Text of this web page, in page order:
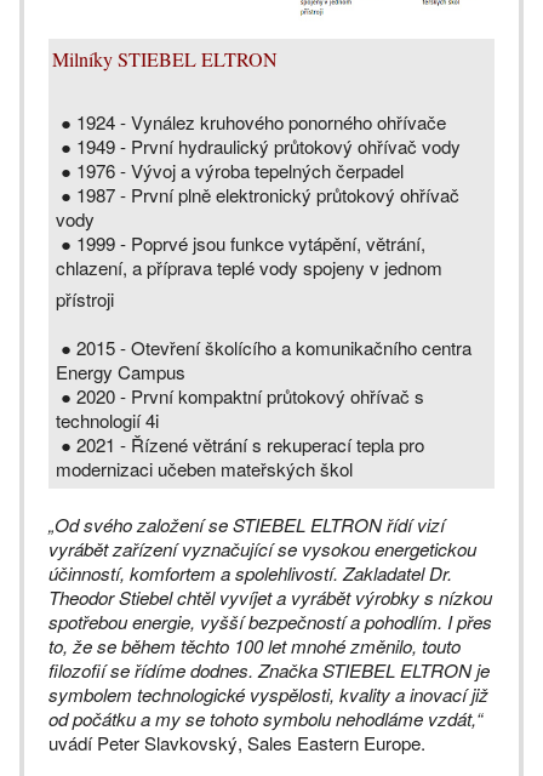
Milníky STIEBEL ELTRON
● 1924 - Vynález kruhového ponorného ohřívače
● 1949 - První hydraulický průtokový ohřívač vody
● 1976 - Vývoj a výroba tepelných čerpadel
● 1987 - První plně elektronický průtokový ohřívač
vody
● 1999 - Poprvé jsou funkce vytápění, větrání,
chlazení, a příprava teplé vody spojeny v jednom
přístroji
● 2015 - Otevření školícího a komunikačního centra
Energy Campus
● 2020 - První kompaktní průtokový ohřívač s
technologií 4i
● 2021 - Řízené větrání s rekuperací tepla pro
modernizaci učeben mateřských škol
„Od svého založení se STIEBEL ELTRON řídí vizí
vyrábět zařízení vyznačující se vysokou energetickou
účinností, komfortem a spolehlivostí. Zakladatel Dr.
Theodor Stiebel chtěl vyvíjet a vyrábět výrobky s nízkou
spotřebou energie, vyšší bezpečností a pohodlím. I přes
to, že se během těchto 100 let mnohé změnilo, touto
filozofií se řídíme dodnes. Značka STIEBEL ELTRON je
symbolem technologické vyspělosti, kvality a inovací již
od počátku a my se tohoto symbolu nehodláme vzdát,“
uvádí Peter Slavkovský, Sales Eastern Europe.